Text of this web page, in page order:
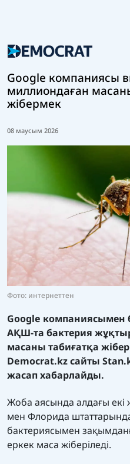
Google компаниясы
миллиондаған
жібермек
08 маусым 2026
Фото: интернеттен
Google
АҚШ-та бактерия
масаны табиғатқа
Democrat.kzсайты
жасап хабарлайды.
Жоба аясында алдағы
мен Флорида
бактериясымен
еркек маса жіберіледі.